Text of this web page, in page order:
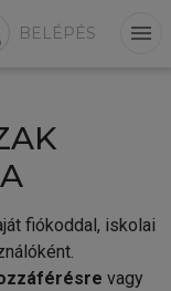
BELÉPÉS menu
fiókoddal, iskolai
vagy